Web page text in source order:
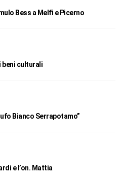
Bess a Melfi e Picerno
beni culturali
Bianco Serrapotamo”
e l’on. Mattia